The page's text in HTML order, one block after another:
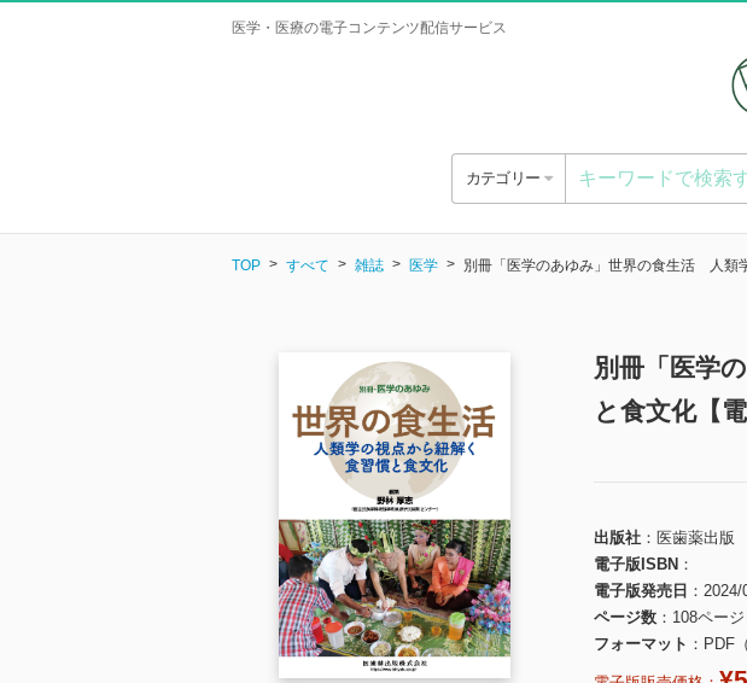
医学・医療の電子コンテンツ配信サービス
カテゴリー
TOP すべて 雑誌 医学 別冊「医学のあゆみ」世界の食生活 人類
別冊「医学
と食文化【電
出版社
医歯薬出版
電子版ISBN
電子版発売日
2024/
ページ数
108ページ
フォーマット
PDF